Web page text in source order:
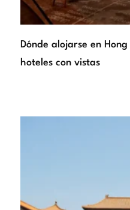
Dónde alojarse en
hoteles con vistas